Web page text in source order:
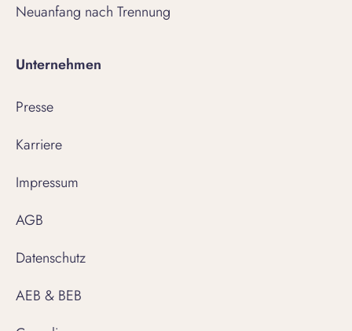
Neuanfang nach Trennung
Unternehmen
Presse
Karriere
Impressum
AGB
Datenschutz
AEB & BEB